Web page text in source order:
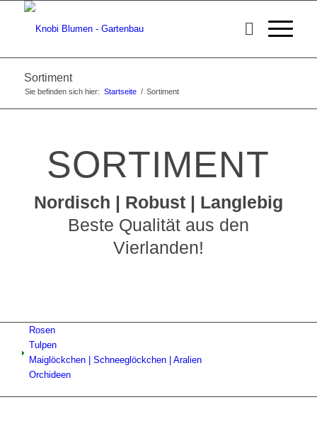
Sortiment
Sie befinden sich hier: Startseite / Sortiment
SORTIMENT
Nordisch | Robust | Langlebig
Beste Qualität aus den
Vierlanden!
Rosen
Tulpen
Maiglöckchen | Schneeglöckchen | Aralien
Orchideen